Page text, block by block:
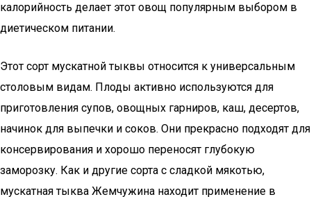
калорийность делает этот овощ популярным выбором в
диетическом питании.
Этот сорт мускатной тыквы относится к универсальным
столовым видам. Плоды активно используются для
приготовления супов, овощных гарниров, каш, десертов,
начинок для выпечки и соков. Они прекрасно подходят для
консервирования и хорошо переносят глубокую
заморозку. Как и другие сорта с сладкой мякотью,
мускатная тыква Жемчужина находит применение в